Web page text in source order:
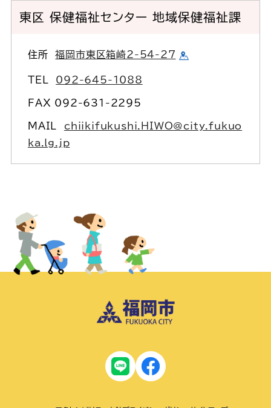
東区 保健福祉センター 地域保健福祉課
住所福岡市東区箱崎2-54-27
TEL 092-645-1088
FAX 092-631-2295
MAIL chiikifukushi.HIWO@city.fukuo
ka.lg.jp